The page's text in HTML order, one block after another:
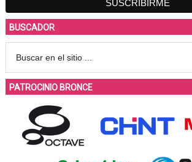
BUSCADOR
PATROCINIO BRONCE